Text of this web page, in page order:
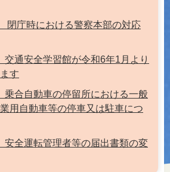
庁時における警察本部の対応
通安全学習館が令和6年1月より
す
合自動車の停留所における一般
用自動車等の停車又は駐車につ
全運転管理者等の届出書類の変